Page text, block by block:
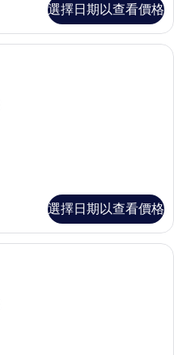
選擇日期以查看價格
級雙人房, 非吸煙房 | 羽絨被、舒適
選擇日期以查看價格
人房 (DELUXE) | 羽絨被、舒適加層